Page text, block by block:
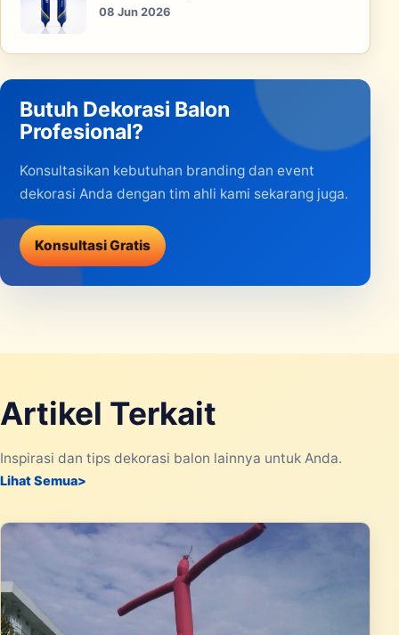
08 Jun 2026
Butuh Dekorasi Balon
Profesional?
Konsultasikan kebutuhan branding dan event
dekorasi Anda dengan tim ahli kami sekarang juga.
Konsultasi Gratis
Artikel Terkait
Inspirasi dan tips dekorasi balon lainnya untuk Anda.
Lihat Semua